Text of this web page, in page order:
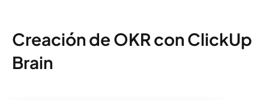
Creación de OKR con ClickUp
Brain